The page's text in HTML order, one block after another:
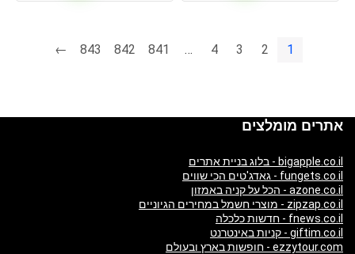
1
2
3
4
…
841
842
843
←
אתרים מומלצים
bigapple.co.il - בלוג בניית אתרים
fungets.co.il - גאדג'טים הכי שווים
azone.co.il - הכל על קניה באמזון
zipzap.co.il - מוצרי חשמל במחירים הגיוניים
fnews.co.il - חדשות כלכלה
giftim.co.il - קניות באינטרנט
ezzytour.com - חופשות בארץ ובעולם